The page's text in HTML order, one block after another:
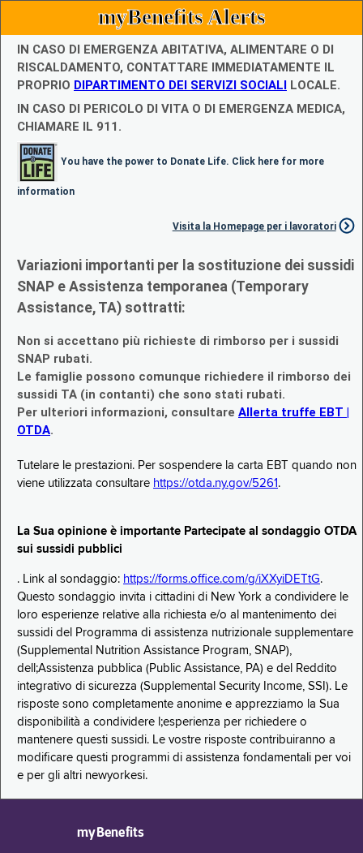
myBenefits Alerts
IN CASO DI EMERGENZA ABITATIVA, ALIMENTARE O DI
RISCALDAMENTO, CONTATTARE IMMEDIATAMENTE IL
PROPRIO DIPARTIMENTO DEI SERVIZI SOCIALI LOCALE.
IN CASO DI PERICOLO DI VITA O DI EMERGENZA MEDICA,
CHIAMARE IL 911.
You have the power to Donate Life. Click here for more
information
Visita la Homepage per i lavoratori
Variazioni importanti per la sostituzione dei sussidi
SNAP e Assistenza temporanea (Temporary
Assistance, TA) sottratti:
Non si accettano più richieste di rimborso per i sussidi
SNAP rubati.
Le famiglie possono comunque richiedere il rimborso dei
sussidi TA (in contanti) che sono stati rubati.
Per ulteriori informazioni, consultare Allerta truffe EBT |
OTDA.
Tutelare le prestazioni. Per sospendere la carta EBT quando non
viene utilizzata consultare https://otda.ny.gov/5261 .
La Sua opinione è importante Partecipate al sondaggio OTDA
sui sussidi pubblici
. Link al sondaggio: https://forms.office.com/g/iXXyiDETtG.
Questo sondaggio invita i cittadini di New York a condividere le
loro esperienze relative alla richiesta e/o al mantenimento dei
sussidi del Programma di assistenza nutrizionale supplementare
(Supplemental Nutrition Assistance Program, SNAP),
dell;Assistenza pubblica (Public Assistance, PA) e del Reddito
integrativo di sicurezza (Supplemental Security Income, SSI). Le
risposte sono completamente anonime e apprezziamo la Sua
disponibilità a condividere l;esperienza per richiedere o
mantenere questi sussidi. Le vostre risposte contribuiranno a
modificare questi programmi di assistenza fondamentali per voi
e per gli altri newyorkesi.
myBenefits